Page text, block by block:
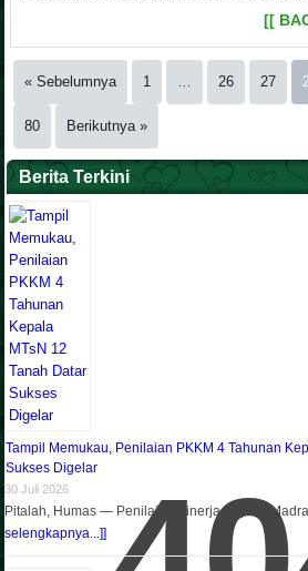
[[
« Sebelumnya 1 26 27
80 Berikutnya »
Berita Terkini
Tampil Memukau, Penilaian PKKM 4 Tahunan
Sukses Digelar
30 Juli 2026
Pitalah, Humas — Penilaian Kinerja Kepala
selengkapnya...]]